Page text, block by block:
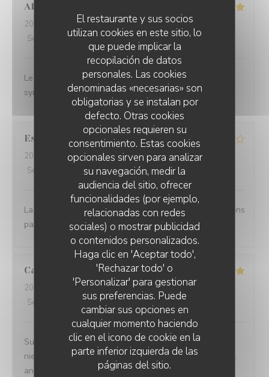
El restaurante y sus socios
utilizan cookies en este sitio, lo
que puede implicar la
recopilación de datos
personales. Las cookies
denominadas «necesarias» son
obligatorias y se instalan por
defecto. Otras cookies
opcionales requieren su
consentimiento. Estas cookies
opcionales sirven para analizar
su navegación, medir la
audiencia del sitio, ofrecer
funcionalidades (por ejemplo,
relacionadas con redes
sociales) o mostrar publicidad
o contenidos personalizados.
Haga clic en 'Aceptar todo',
'Rechazar todo' o
'Personalizar' para gestionar
sus preferencias. Puede
cambiar sus opciones en
cualquier momento haciendo
clic en el icono de cookie en la
parte inferior izquierda de las
páginas del sitio.
Alexandra
2026-07-29
- 12:15 - Invitados 4
Servicio
/5 Ambiente:4/5 Menú : 4/5 Calidad / Precio
Le service est top. Les serveurs sont naturels et c'est
sympathique.
Estelle
2026-07-28- 12:15 - Invitados 3
Servicio
Ambiente: 4/5 Menú :4/5 Calidad / Precio
La terrasse est agréable et l'accueil convivial. Nous avons
passé un bon moment entre collègues.
Carole
2026-07-28
- 12:00 - Invitados 2
Servicio
Ambiente : 5/5 Menú:5 /5 Calidad / Precio
Super Konzept! Merci Restaurant Madame Witzeg,
niewent der Propretéit, der Frendlechkeet vum Personal
an der Professionalitéit ass d‘Iessen och nach TipTop!